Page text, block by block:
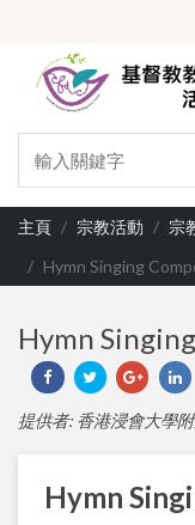
主頁 宗教活動 宗
Hymn Singing
Hymn
提供者: 香港浸會大學
Hymn